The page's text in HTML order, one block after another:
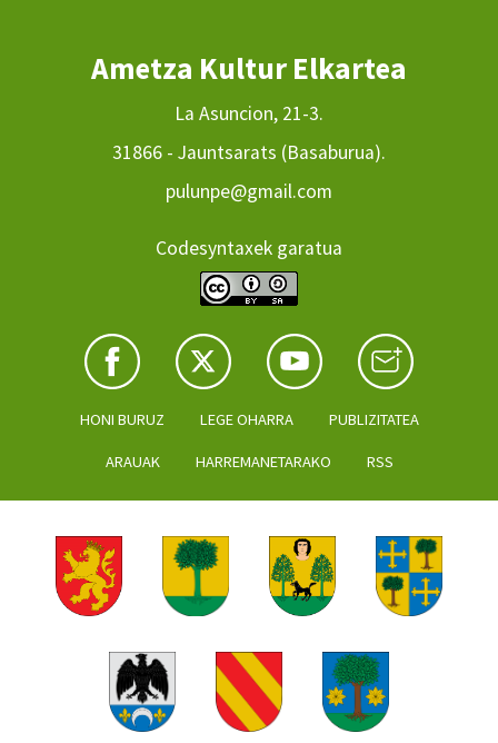
Ametza Kultur Elkartea
La Asuncion, 21-3.
31866 - Jauntsarats (Basaburua).
pulunpe@gmail.com
Codesyntaxek garatua
HONI BURUZ LEGE OHARRA PUBLIZITATEA
ARAUAK HARREMANETARAKO RSS